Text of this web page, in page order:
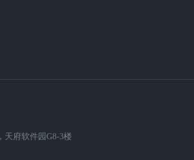
天府软件园G8-3楼